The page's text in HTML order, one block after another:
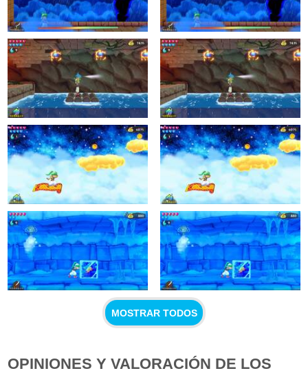
MOSTRAR TODOS
OPINIONES Y VALORACIÓN DE LOS